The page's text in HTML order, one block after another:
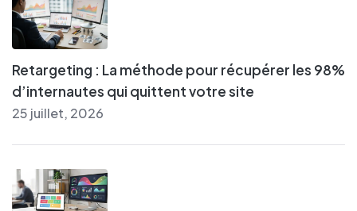
Retargeting : La méthode pour récupérer les 98%
d’internautes qui quittent votre site
25 juillet, 2026